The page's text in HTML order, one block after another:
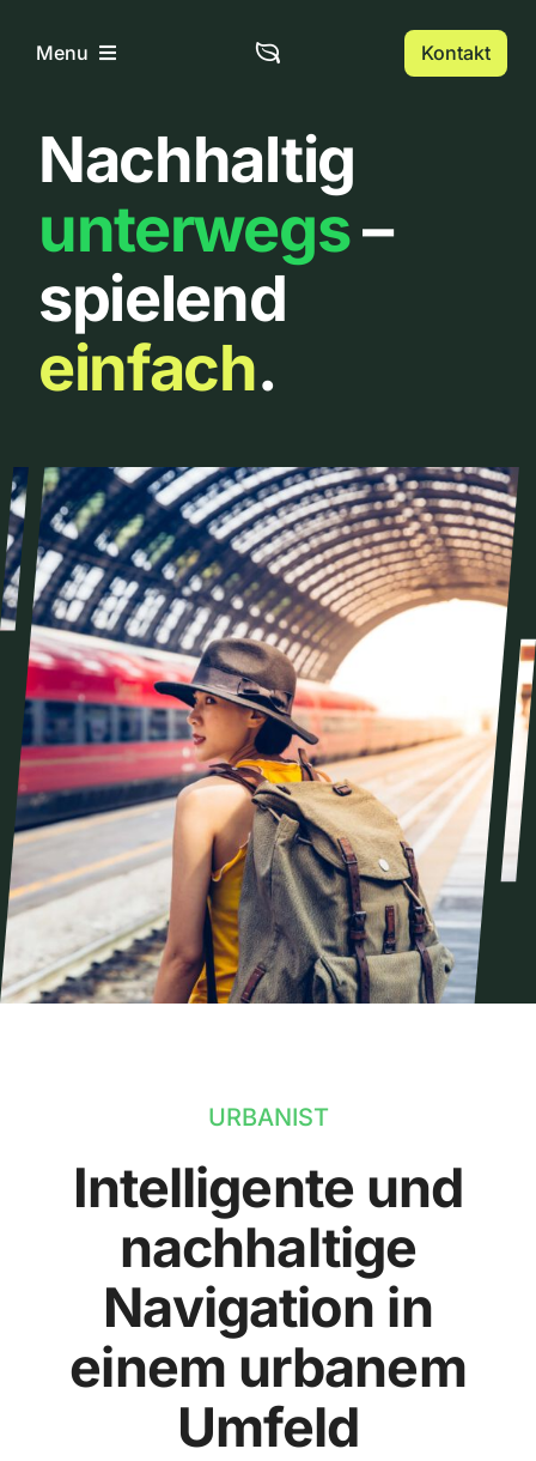
InhaltMenu
Home
Über uns
Urbanlist
Kontakt
Nachhaltig
unterwegs–
spielend
einfach.
URBANIST
Intelligente und
nachhaltige
Navigation in
einem urbanem
Umfeld